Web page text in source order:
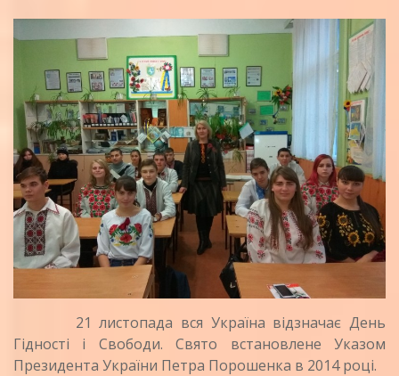
21 листопада вся Україна відзначає День
Гідності і Свободи. Свято встановлене Указом
Президента України Петра Порошенка в 2014 році.